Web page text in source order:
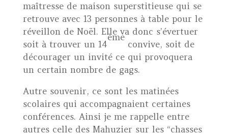
maîtresse de maison superstitieuse qui se
retrouve avec 13 personnes à table pour le
réveillon de Noël. Elle va donc s’évertuer
soit à trouver un 14
ème
convive, soit de
décourager un invité ce qui provoquera
un certain nombre de gags.
Autre souvenir, ce sont les matinées
scolaires qui accompagnaient certaines
conférences. Ainsi je me rappelle entre
autres celle des Mahuzier sur les “chasses